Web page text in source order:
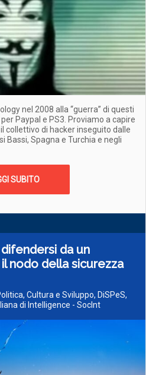
nel 2008 alla “guerra” di questi
Paypal e PS3. Proviamo a capire
collettivo di hacker inseguito dalle
Bassi, Spagna e Turchia e negli
SUBITO
da un
nodo della sicurezza
Cultura e Sviluppo, DiSPeS,
di Intelligence - SocInt